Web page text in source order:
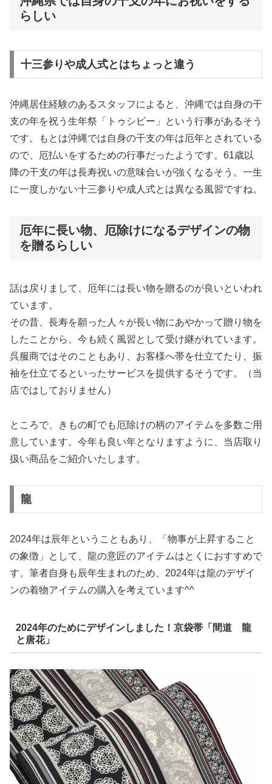
らしい
十三参りや成人式とはちょっと違う
沖縄居住経験のあるスタッフによると、沖縄では自身の干
支の年を祝う生年祭「トゥシビー」という行事があるそう
です。もとは沖縄では自身の干支の年は厄年とされている
ので、厄払いをするための行事だったようです。61歳以
降の干支の年は長寿祝いの意味合いが強くなるそう。一生
に一度しかない十三参りや成人式とは異なる風習ですね。
厄年に長い物、厄除けになるデザインの物
を贈るらしい
話は戻りまして、厄年には長い物を贈るのが良いといわれ
ています。
その昔、長寿を願った人々が長い物にあやかって贈り物を
したことから、今も続く風習として受け継がれています。
呉服商ではそのこともあり、お客様へ帯を仕立てたり、振
袖を仕立てるといったサービスを提供するそうです。（当
店ではしておりません）
ところで、きもの町でも厄除けの柄のアイテムを多数ご用
意しています。今年も良い年となりますように、当店取り
扱い商品をご紹介いたします。
龍
2024年は辰年ということもあり、「物事が上昇すること
の象徴」として、龍の意匠のアイテムはとくにおすすめで
す。筆者自身も辰年生まれのため、2024年は龍のデザイ
ンの着物アイテムの購入を考えています^^
2024年のためにデザインしました！京袋帯「間道 龍
と唐花」